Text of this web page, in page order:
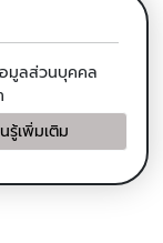
มูลส่วนบุคคล
รู้เพิ่มเติม